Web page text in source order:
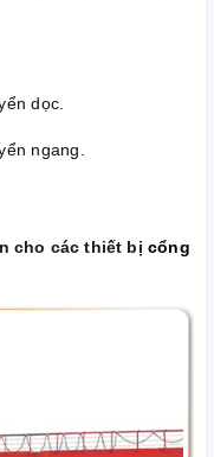
dọc.
ngang.
cho các thiết bị cổng